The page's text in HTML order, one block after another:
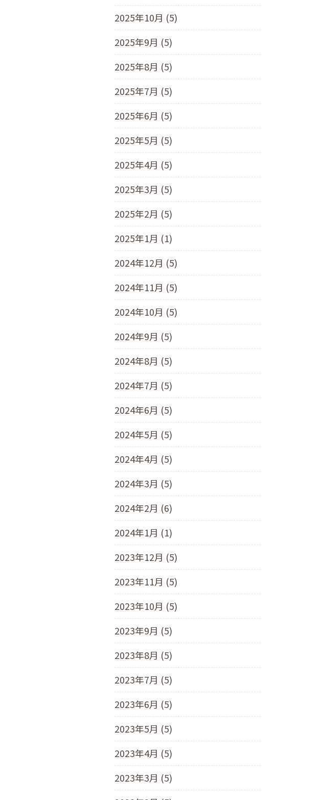
2025年10月 (5)
2025年9月 (5)
2025年8月 (5)
2025年7月 (5)
2025年6月 (5)
2025年5月 (5)
2025年4月 (5)
2025年3月 (5)
2025年2月 (5)
2025年1月 (1)
2024年12月 (5)
2024年11月 (5)
2024年10月 (5)
2024年9月 (5)
2024年8月 (5)
2024年7月 (5)
2024年6月 (5)
2024年5月 (5)
2024年4月 (5)
2024年3月 (5)
2024年2月 (6)
2024年1月 (1)
2023年12月 (5)
2023年11月 (5)
2023年10月 (5)
2023年9月 (5)
2023年8月 (5)
2023年7月 (5)
2023年6月 (5)
2023年5月 (5)
2023年4月 (5)
2023年3月 (5)